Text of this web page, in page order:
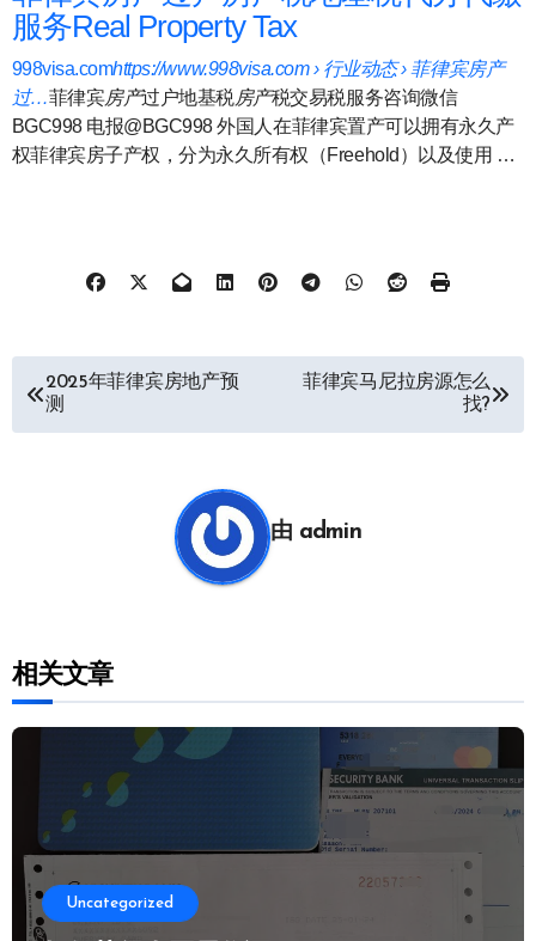
服务Real Property Tax
998visa.comhttps://www.998visa.com › 行业动态 › 菲律宾房产
过…菲律宾房产过户地基税房产税交易税服务咨询微信
BGC998 电报@BGC998 外国人在菲律宾置产可以拥有永久产
权菲律宾房子产权，分为永久所有权（Freehold）以及使用 …
2025年菲律宾房地产预
测
菲律宾马尼拉房源怎么
找?
由 admin
相关文章
Uncategorized